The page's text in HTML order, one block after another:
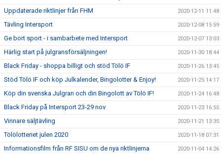
Uppdaterade riktlinjer från FHM 2020-12-11 11:48
Tävling Intersport 2020-12-08 15:59
Ge bort sport - i sambarbete med Intersport 2020-12-07 13:03
Härlig start på julgransförsäljningen! 2020-11-30 18:44
Black Friday - shoppa billigt och stöd Tölö IF 2020-11-26 13:45
Stöd Tölö IF och köp Julkalender, Bingolotter & Enjoy! 2020-11-25 14:17
Köp din svenska Julgran och din Bingolott av Tölö IF! 2020-11-24 16:48
Black Friday på Intersport 23-29 nov 2020-11-23 16:55
Vinnare säljtävling 2020-11-21 13:35
Tölölotteriet julen 2020 2020-11-18 07:31
Informationsfilm från RF SISU om de nya riktlinjerna 2020-11-04 14:26